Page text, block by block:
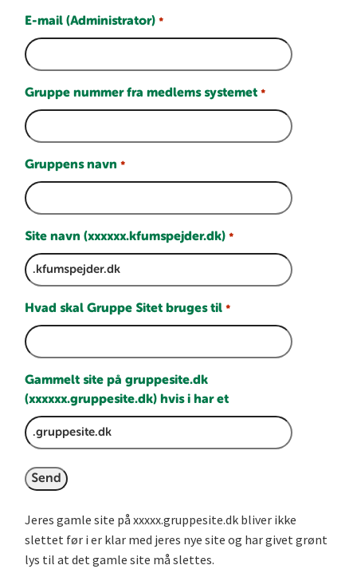
E-mail (Administrator) *
Gruppe nummer fra medlems systemet *
Gruppens navn *
Site navn (xxxxxx.kfumspejder.dk) *
Hvad skal Gruppe Sitet bruges til *
Gammelt site på gruppesite.dk
(xxxxxx.gruppesite.dk) hvis i har et
Jeres gamle site på xxxxx.gruppesite.dk bliver ikke
slettet før i er klar med jeres nye site og har givet grønt
lys til at det gamle site må slettes.